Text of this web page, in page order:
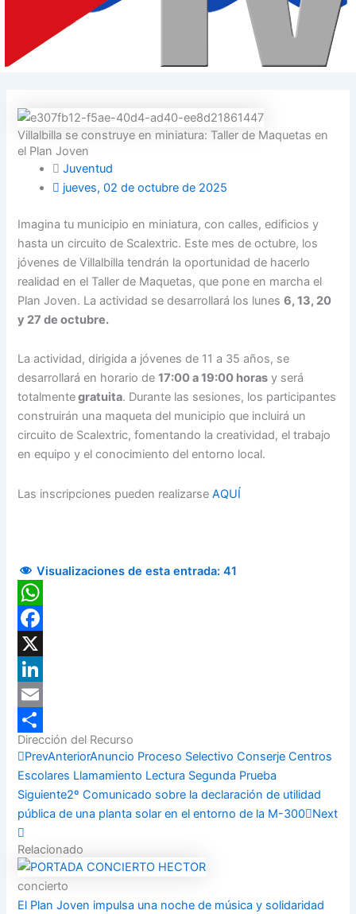
Villalbilla se construye en miniatura: Taller de Maquetas en
el Plan Joven
Juventud
jueves, 02 de octubre de 2025
Imagina tu municipio en miniatura, con calles, edificios y
hasta un circuito de Scalextric. Este mes de octubre, los
jóvenes de Villalbilla tendrán la oportunidad de hacerlo
realidad en el Taller de Maquetas, que pone en marcha el
Plan Joven. La actividad se desarrollará los lunes6, 13, 20
y 27 de octubre.
La actividad, dirigida a jóvenes de 11 a 35 años, se
desarrollará en horario de17:00 a 19:00 horas y será
totalmentegratuita. Durante las sesiones, los participantes
construirán una maqueta del municipio que incluirá un
circuito de Scalextric, fomentando la creatividad, el trabajo
en equipo y el conocimiento del entorno local.
Las inscripciones pueden realizarseAQUÍ
Visualizaciones de esta entrada: 41
WhatsApp
Facebook
X
LinkedIn
Email
Compartir
Dirección del Recurso
PrevAnteriorAnuncio Proceso Selectivo Conserje Centros
Escolares Llamamiento Lectura Segunda Prueba
Siguiente2º Comunicado sobre la declaración de utilidad
pública de una planta solar en el entorno de la M-300 Next
Relacionado
concierto
El Plan Joven impulsa una noche de música y solidaridad